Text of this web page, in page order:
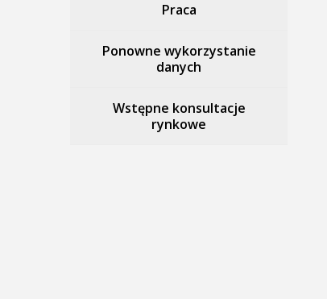
Praca
Ponowne wykorzystanie
danych
Wstępne konsultacje
rynkowe